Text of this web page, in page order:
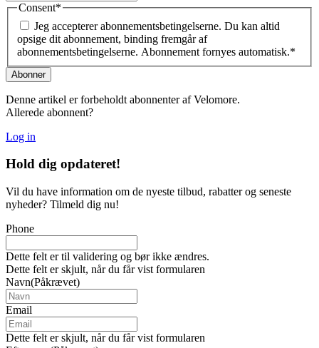
Consent*
Jeg accepterer abonnementsbetingelserne. Du kan altid
opsige dit abonnement, binding fremgår af
abonnementsbetingelserne. Abonnement fornyes automatisk.*
Denne artikel er forbeholdt abonnenter af Velomore.
Allerede abonnent?
Log in
Hold dig opdateret!
Vil du have information om de nyeste tilbud, rabatter og seneste
nyheder? Tilmeld dig nu!
Phone
Dette felt er til validering og bør ikke ændres.
Dette felt er skjult, når du får vist formularen
Navn(Påkrævet)
Email
Dette felt er skjult, når du får vist formularen